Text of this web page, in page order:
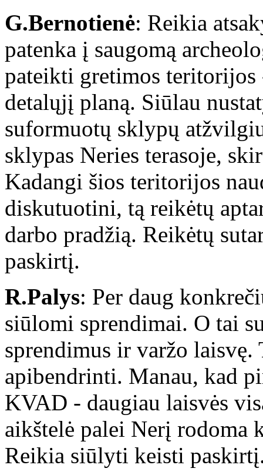
G.Bernotienė: Reikia
patenka į saugomą
pateikti gretimos
detalųjį planą. Siūlau
suformuotų sklypų
sklypas Neries terasoje,
Kadangi šios teritorijos
diskutuotini, tą reikėtų
darbo pradžią. Reikėtų
paskirtį.
R.Palys: Per daug
siūlomi sprendimai. O tai
sprendimus ir varžo
apibendrinti. Manau, kad
KVAD - daugiau laisvės
aikštelė palei Nerį rodoma
Reikia siūlyti keisti